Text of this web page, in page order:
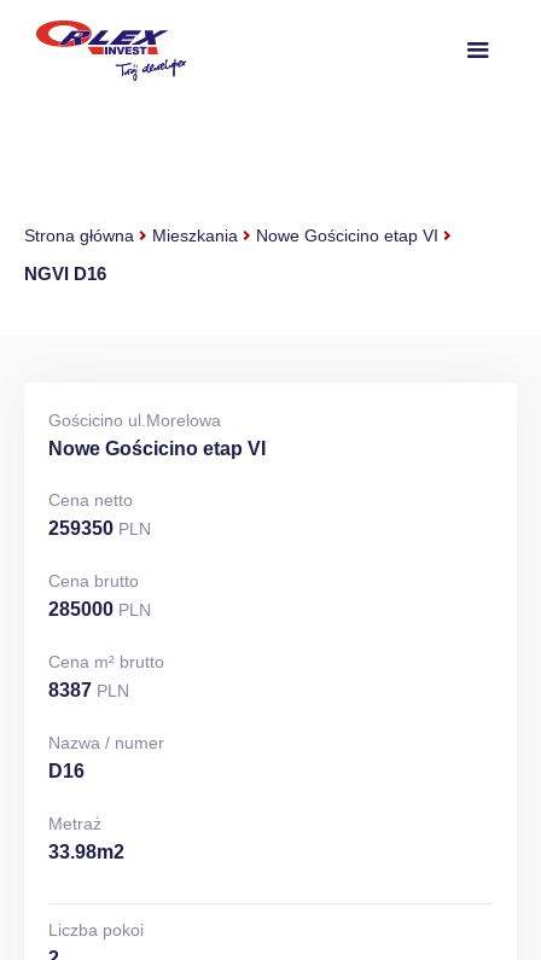
Strona główna Mieszkania Nowe Gościcino etap VI
NGVI D16
Gościcino ul.Morelowa
Nowe Gościcino etap VI
Cena netto
259350 PLN
Cena brutto
285000 PLN
Cena m² brutto
8387 PLN
Nazwa / numer
D16
Metraż
33.98m2
Liczba pokoi